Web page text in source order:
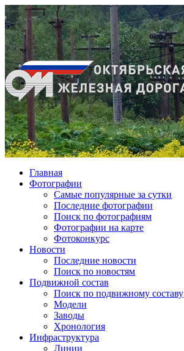
Главная
Фотографии
Cамые популярные за сутки
Последние фотографии
Поиск по фотографиям
Фотографии на карте
Фотоконкурс
Новости
Последние новости
Поиск по новостям
Подвижной состав
Поиск по подвижному составу
Модели
Заводы
Хронология
Инфраструктура
Линии